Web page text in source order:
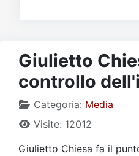
Giulietto
controllo
Categoria: Media
Visite: 12012
Giulietto Chiesa fa il